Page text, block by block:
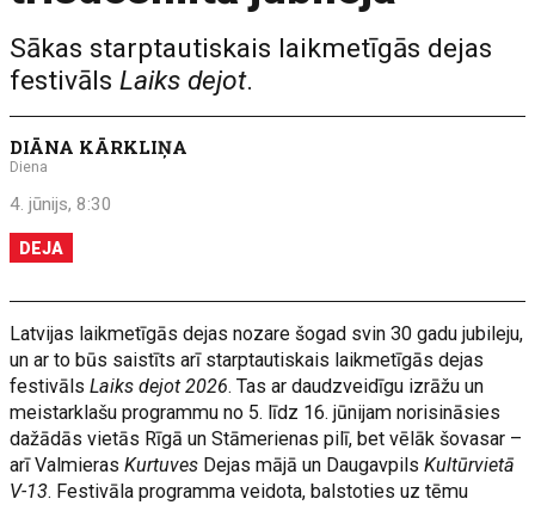
Sākas starptautiskais laikmetīgās dejas
festivālsLaiks dejot.
DIĀNA KĀRKLIŅA
Diena
4. jūnijs, 8:30
DEJA
Latvijas laikmetīgās dejas nozare šogad svin 30 gadu jubileju,
un ar to būs saistīts arī starptautiskais laikmetīgās dejas
festivālsLaiks dejot 2026. Tas ar daudzveidīgu izrāžu un
meistarklašu programmu no 5. līdz 16. jūnijam norisināsies
dažādās vietās Rīgā un Stāmerienas pilī, bet vēlāk šovasar –
arī ValmierasKurtuves Dejas mājā un DaugavpilsKultūrvietā
V-13. Festivāla programma veidota, balstoties uz tēmu